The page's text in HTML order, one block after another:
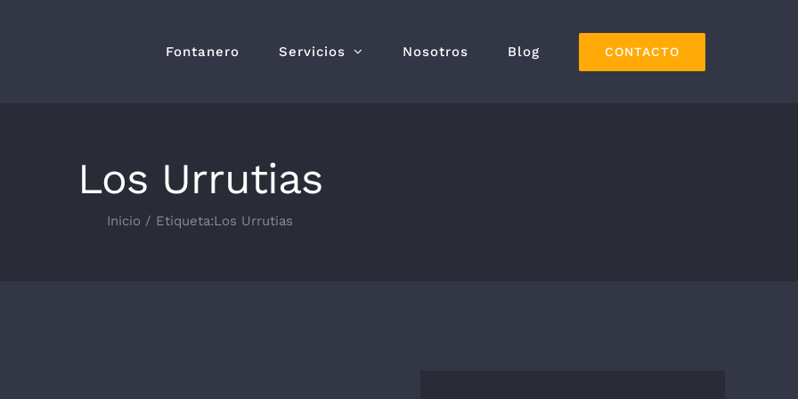
Fontanero Servicios Nosotros Blog CONTACTO
Los Urrutias
Inicio Etiqueta:Los Urrutias